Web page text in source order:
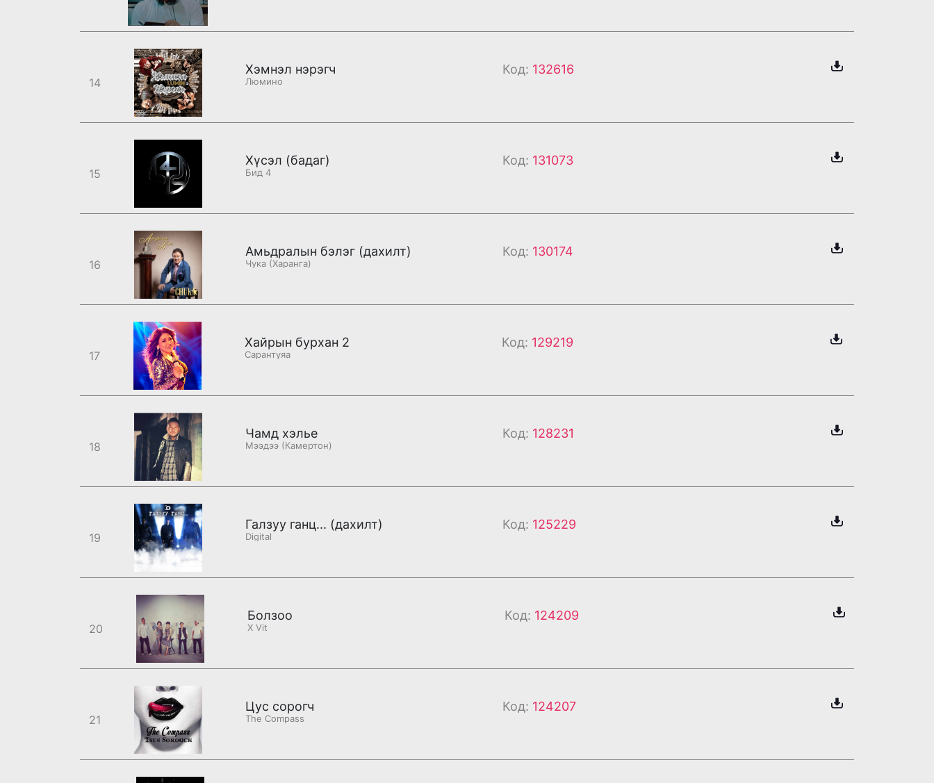
14
Хэмнэл нэрэгч
Люмино
Код: 132616
15
Хүсэл (бадаг)
Бид 4
Код: 131073
16
Амьдралын бэлэг (дахилт)
Чука (Харанга)
Код: 130174
17
Хайрын бурхан 2
Сарантуяа
Код: 129219
18
Чамд хэлье
Мээдээ (Камертон)
Код: 128231
19
Галзуу ганц... (дахилт)
Digital
Код: 125229
20
Болзоо
X Vit
Код: 124209
21
Цус сорогч
The Compass
Код: 124207